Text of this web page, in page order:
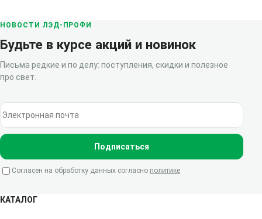
НОВОСТИ ЛЭД-ПРОФИ
Будьте в курсе акций и новинок
Письма редкие и по делу: поступления, скидки и полезное
про свет.
Электронная почта
Подписаться
Согласен на обработку данных согласно политике
КАТАЛОГ